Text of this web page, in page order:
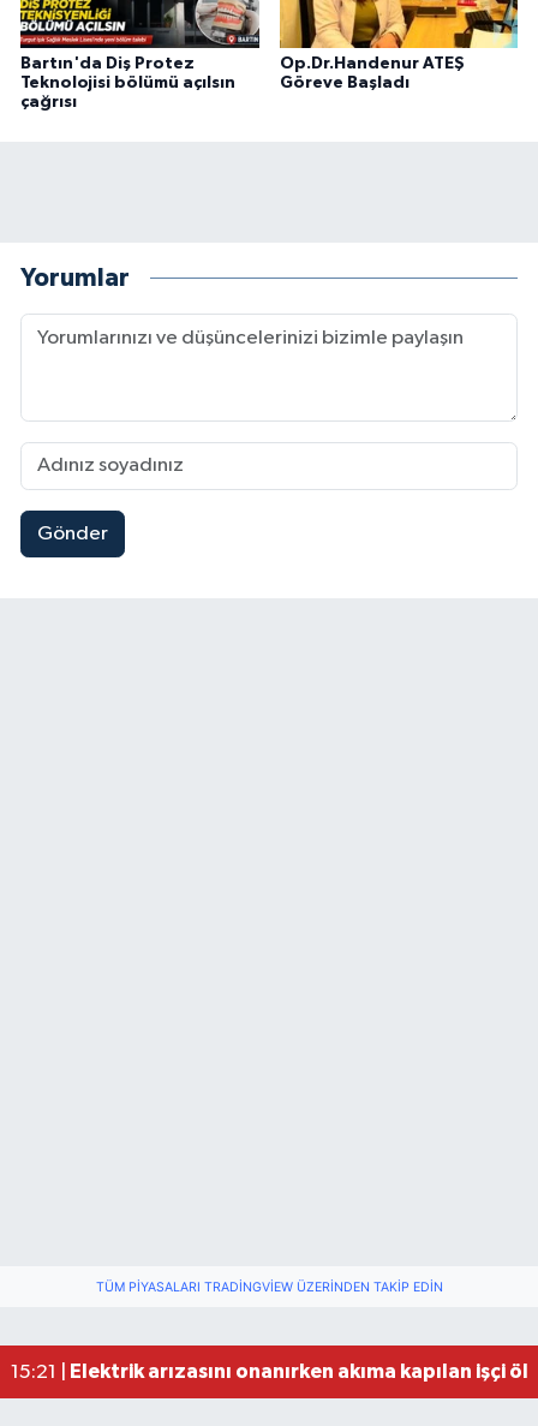
Bartın'da Diş Protez
Teknolojisi bölümü açılsın
çağrısı
Op.Dr.Handenur ATEŞ
Göreve Başladı
Yorumlar
Gönder
TÜM PIYASALARI TRADINGVIEW ÜZERINDEN TAKIP EDIN
15:21 | Elektrik arızasını onanırken akıma kapılan işçi